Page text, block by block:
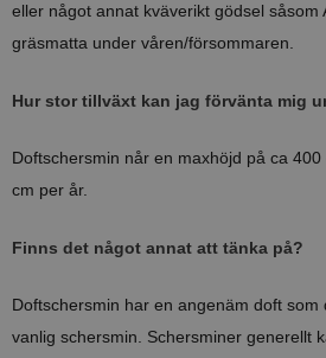
eller något annat kväverikt gödsel såsom
gräsmatta under våren/försommaren.
Hur stor tillväxt kan jag förvänta mig
Doftschersmin når en maxhöjd på ca
cm per år.
Finns det något annat att tänka på?
Doftschersmin har en angenäm doft som
vanlig schersmin. Schersminer generellt